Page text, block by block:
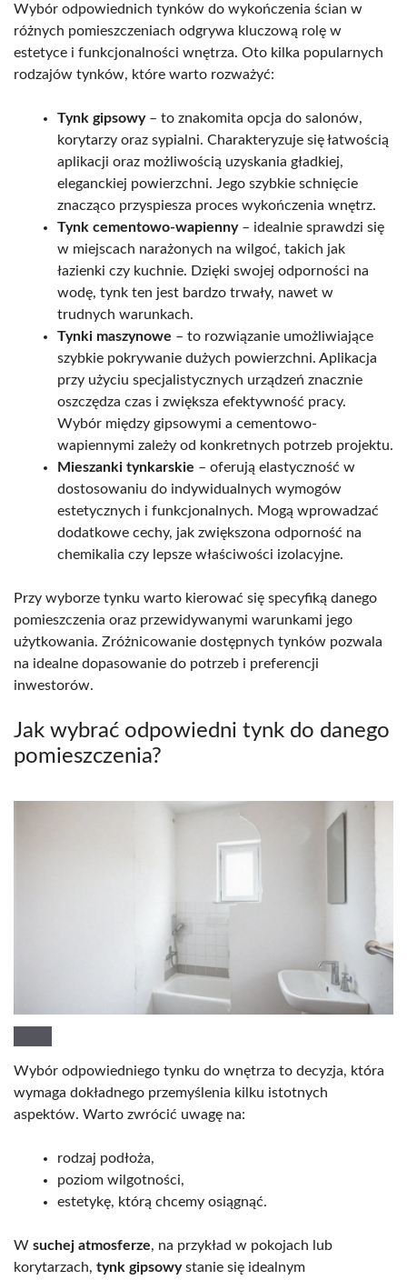
Wybór odpowiednich tynków do wykończenia ścian w
różnych pomieszczeniach odgrywa kluczową rolę w
estetyce i funkcjonalności wnętrza. Oto kilka popularnych
rodzajów tynków, które warto rozważyć:
Tynk gipsowy– to znakomita opcja do salonów,
korytarzy oraz sypialni. Charakteryzuje się łatwością
aplikacji oraz możliwością uzyskania gładkiej,
eleganckiej powierzchni. Jego szybkie schnięcie
znacząco przyspiesza proces wykończenia wnętrz.
Tynk cementowo-wapienny– idealnie sprawdzi się
w miejscach narażonych na wilgoć, takich jak
łazienki czy kuchnie. Dzięki swojej odporności na
wodę, tynk ten jest bardzo trwały, nawet w
trudnych warunkach.
Tynki maszynowe – to rozwiązanie umożliwiające
szybkie pokrywanie dużych powierzchni. Aplikacja
przy użyciu specjalistycznych urządzeń znacznie
oszczędza czas i zwiększa efektywność pracy.
Wybór między gipsowymi a cementowo-
wapiennymi zależy od konkretnych potrzeb projektu.
Mieszanki tynkarskie – oferują elastyczność w
dostosowaniu do indywidualnych wymogów
estetycznych i funkcjonalnych. Mogą wprowadzać
dodatkowe cechy, jak zwiększona odporność na
chemikalia czy lepsze właściwości izolacyjne.
Przy wyborze tynku warto kierować się specyfiką danego
pomieszczenia oraz przewidywanymi warunkami jego
użytkowania. Zróżnicowanie dostępnych tynków pozwala
na idealne dopasowanie do potrzeb i preferencji
inwestorów.
Jak wybrać odpowiedni tynk do danego
pomieszczenia?
Wybór odpowiedniego tynku do wnętrza to decyzja, która
wymaga dokładnego przemyślenia kilku istotnych
aspektów. Warto zwrócić uwagę na:
rodzaj podłoża,
poziom wilgotności,
estetykę, którą chcemy osiągnąć.
W suchej atmosferze, na przykład w pokojach lub
korytarzach, tynk gipsowystanie się idealnym